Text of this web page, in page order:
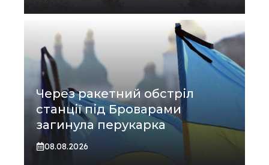
Через ракетний обстріл
станції під Броварами
загинула перукарка
08.08.2026